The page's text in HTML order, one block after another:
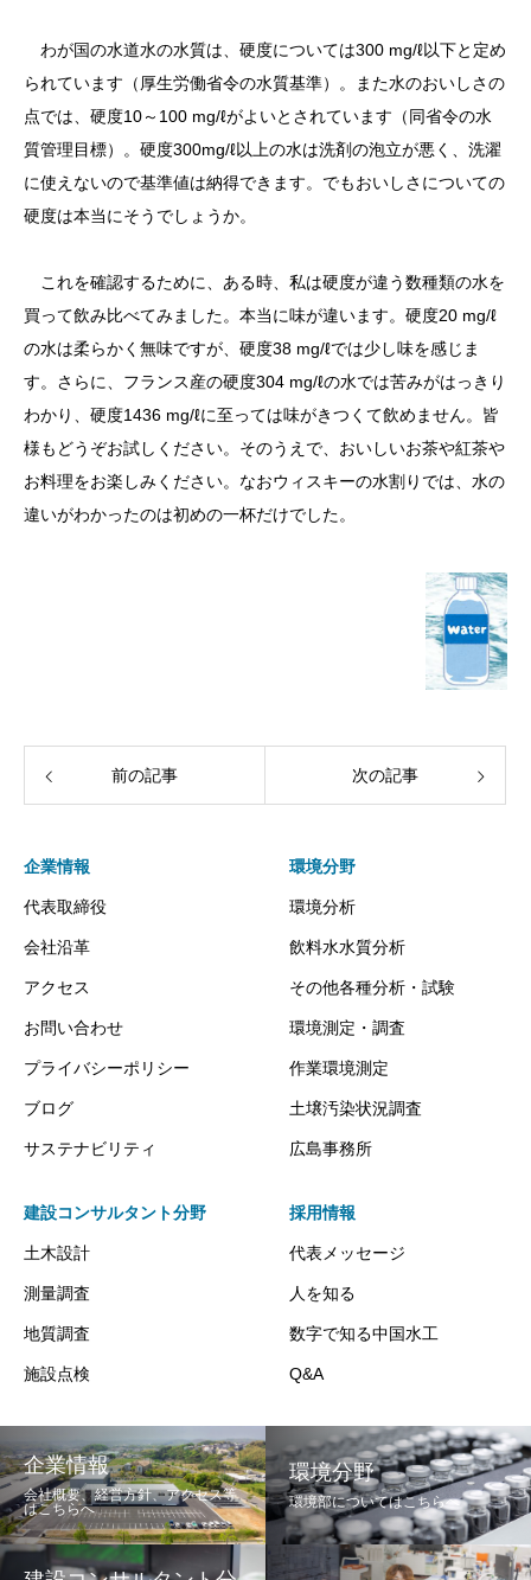
わが国の水道水の水質は、硬度については300 mg/ℓ以下と定め
られています（厚生労働省令の水質基準）。また水のおいしさの
点では、硬度10～100 mg/ℓがよいとされています（同省令の水
質管理目標）。硬度300mg/ℓ以上の水は洗剤の泡立が悪く、洗濯
に使えないので基準値は納得できます。でもおいしさについての
硬度は本当にそうでしょうか。
これを確認するために、ある時、私は硬度が違う数種類の水を
買って飲み比べてみました。本当に味が違います。硬度20 mg/ℓ
の水は柔らかく無味ですが、硬度38 mg/ℓでは少し味を感じま
す。さらに、フランス産の硬度304 mg/ℓの水では苦みがはっきり
わかり、硬度1436 mg/ℓに至っては味がきつくて飲めません。皆
様もどうぞお試しください。そのうえで、おいしいお茶や紅茶や
お料理をお楽しみください。なおウィスキーの水割りでは、水の
違いがわかったのは初めの一杯だけでした。
前の記事 次の記事
企業情報
代表取締役
会社沿革
アクセス
お問い合わせ
プライバシーポリシー
ブログ
サステナビリティ
環境分野
環境分析
飲料水水質分析
その他各種分析・試験
環境測定・調査
作業環境測定
土壌汚染状況調査
広島事務所
建設コンサルタント分野
土木設計
測量調査
地質調査
施設点検
採用情報
代表メッセージ
人を知る
数字で知る中国水工
Q&A
企業情報
会社概要、経営方針、アクセス等
はこちらへ
環境分野
環境部についてはこちらへ